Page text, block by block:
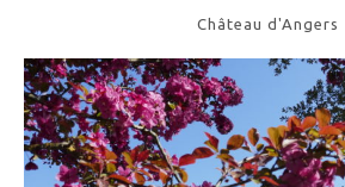
Château d'Angers